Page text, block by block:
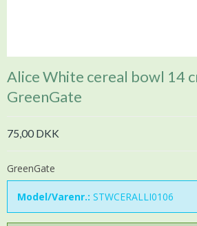
Alice White cereal bowl 14
GreenGate
75,00 DKK
GreenGate
Model/Varenr.: STWCERALLI0106